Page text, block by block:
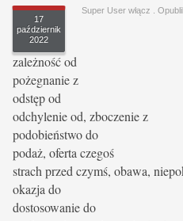
Super User włącz
17
październik
2022
.
zależność od
pożegnanie z
odstęp od
odchylenie od, zboczenie z
podobieństwo do
podaż, oferta czegoś
strach przed czymś, obawa,
okazja do
dostosowanie do